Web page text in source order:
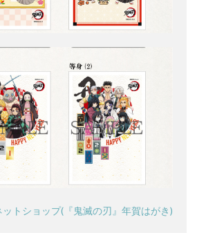
トショップ(『鬼滅の刃』年賀はがき)